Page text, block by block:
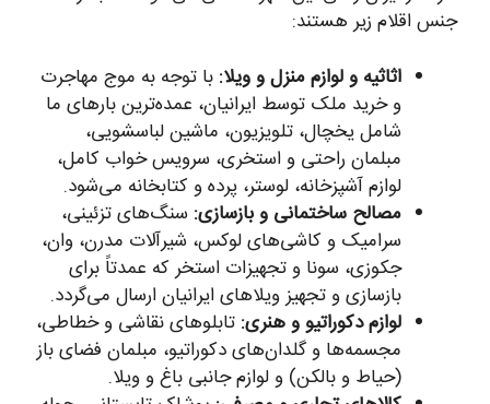
جنس اقلام زیر هستند:
اثاثیه و لوازم منزل و ویلا: با توجه به موج مهاجرت
و خرید ملک توسط ایرانیان، عمده‌ترین بارهای ما
شامل یخچال، تلویزیون، ماشین لباسشویی،
مبلمان راحتی و استخری، سرویس خواب کامل،
لوازم آشپزخانه، لوستر، پرده و کتابخانه می‌شود.
مصالح ساختمانی و بازسازی: سنگ‌های تزئینی،
سرامیک و کاشی‌های لوکس، شیرآلات مدرن، وان،
جکوزی، سونا و تجهیزات استخر که عمدتاً برای
بازسازی و تجهیز ویلاهای ایرانیان ارسال می‌گردد.
لوازم دکوراتیو و هنری: تابلوهای نقاشی و خطاطی،
مجسمه‌ها و گلدان‌های دکوراتیو، مبلمان فضای باز
(حیاط و بالکن) و لوازم جانبی باغ و ویلا.